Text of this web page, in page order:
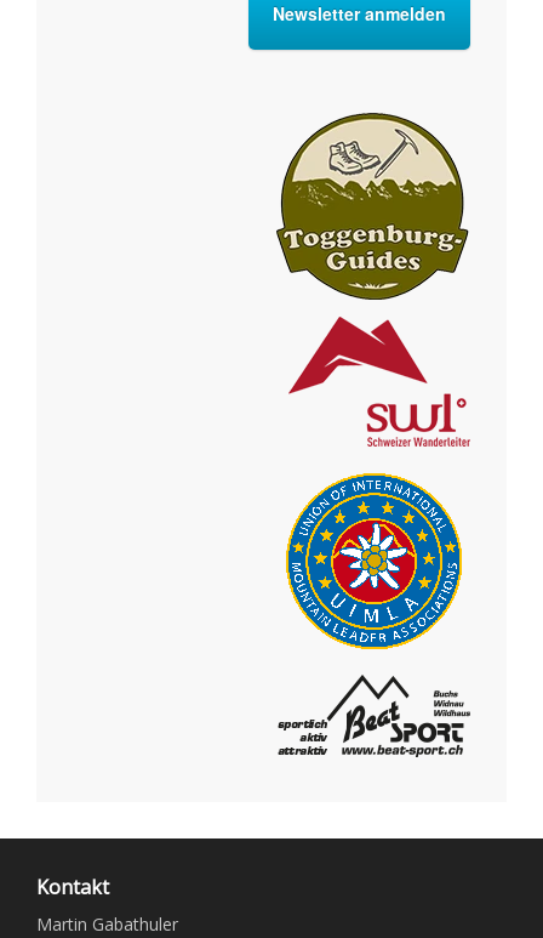
Newsletter anmelden
Kontakt
Martin Gabathuler